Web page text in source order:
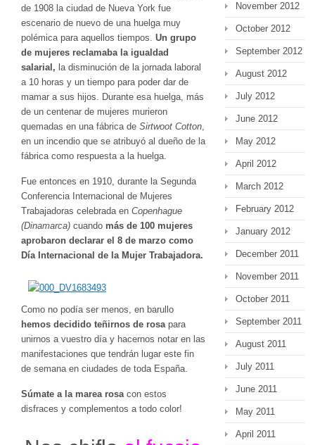
de 1908 la ciudad de Nueva York fue
escenario de nuevo de una huelga muy
polémica para aquellos tiempos. Un grupo
de mujeres reclamaba la igualdad
salarial, la disminución de la jornada laboral
a 10 horas y un tiempo para poder dar de
mamar a sus hijos. Durante esa huelga, más
de un centenar de mujeres murieron
quemadas en una fábrica de Sirtwoot Cotton,
en un incendio que se atribuyó al dueño de la
fábrica como respuesta a la huelga.
Fue entonces en 1910, durante la Segunda
Conferencia Internacional de Mujeres
Trabajadoras celebrada en Copenhague
(Dinamarca) cuando más de 100 mujeres
aprobaron declarar el 8 de marzo como
Día Internacional de la Mujer Trabajadora.
Como no podía ser menos, en barullo
hemos decidido teñirnos de rosapara
unirnos a vuestro día y hacernos notar en las
manifestaciones que tendrán lugar este fin
de semana en ciudades de toda España.
Súmate a la marea rosacon estos
disfraces y complementos a todo color!
November 2012
October 2012
September 2012
August 2012
July 2012
June 2012
May 2012
April 2012
March 2012
February 2012
January 2012
December 2011
November 2011
October 2011
September 2011
August 2011
July 2011
June 2011
May 2011
April 2011